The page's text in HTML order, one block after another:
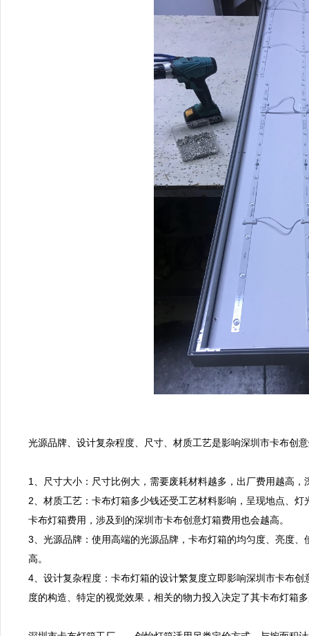
光源品牌、设计复杂程度、尺寸、材质工艺是影响深圳市卡布创
1、尺寸大小：尺寸比例大，需要废耗材料越多，出厂费用越高
2、材质工艺：卡布灯箱多少钱还受工艺材料影响，呈现地点、
卡布灯箱费用，涉及到的深圳市卡布创意灯箱费用也会越高。
3、光源品牌：使用高端的光源品牌，卡布灯箱的均匀度、亮度
高。
4、设计复杂程度：卡布灯箱的设计繁复度立即影响深圳市卡布
度的构造、特定的视觉效果，相关的物力投入决定了其卡布灯箱